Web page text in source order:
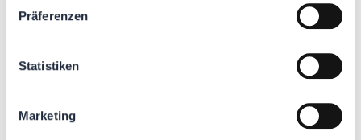
Präferenzen
Statistiken
Marketing
Bewertungen